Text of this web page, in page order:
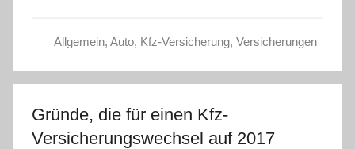
Allgemein, Auto, Kfz-Versicherung, Versicherungen
Gründe, die für einen Kfz-
Versicherungswechsel auf 2017